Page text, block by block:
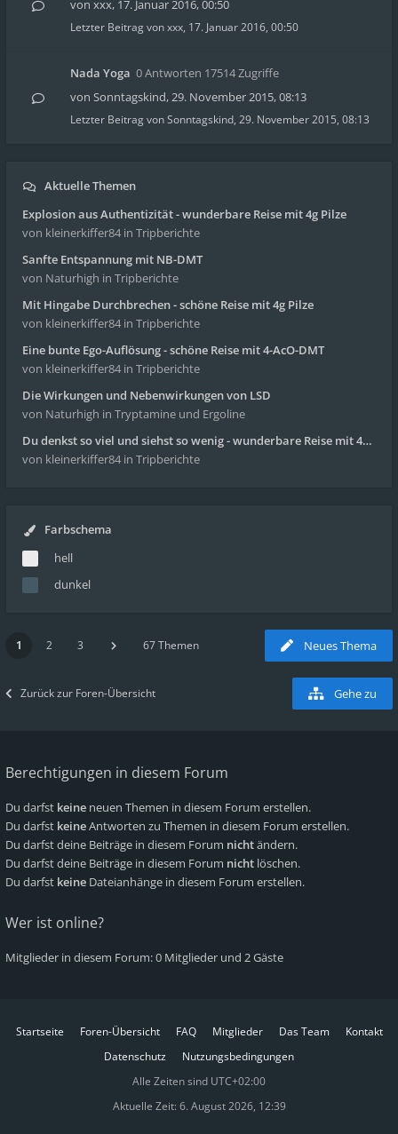
von xxx, 17. Januar 2016, 00:50
Letzter Beitrag vonxxx, 17. Januar 2016, 00:50
Nada Yoga 0 Antworten 17514 Zugriffe
von Sonntagskind,29. November 2015, 08:13
Letzter Beitrag vonSonntagskind, 29. November 2015, 08:13
Aktuelle Themen
Explosion aus Authentizität - wunderbare Reise mit 4g Pilze
von kleinerkiffer84 in Tripberichte
Sanfte Entspannung mit NB-DMT
von Naturhigh in Tripberichte
Mit Hingabe Durchbrechen - schöne Reise mit 4g Pilze
von kleinerkiffer84 in Tripberichte
Eine bunte Ego-Auflösung - schöne Reise mit 4-AcO-DMT
von kleinerkiffer84 in Tripberichte
Die Wirkungen und Nebenwirkungen von LSD
von Naturhigh in Tryptamine und Ergoline
Du denkst so viel und siehst so wenig - wunderbare Reise mit 4g Pilze
von kleinerkiffer84 in Tripberichte
Farbschema
hell
dunkel
Neues Thema
1 2 3 67 Themen
Zurück zur Foren-Übersicht Gehe zu
Berechtigungen in diesem Forum
Du darfst keine neuen Themen in diesem Forum erstellen.
Du darfst keineAntworten zu Themen in diesem Forum erstellen.
Du darfst deine Beiträge in diesem Forum nichtändern.
Du darfst deine Beiträge in diesem Forum nicht löschen.
Du darfst keine Dateianhänge in diesem Forum erstellen.
Wer ist online?
Mitglieder in diesem Forum: 0 Mitglieder und 2 Gäste
Startseite Foren-Übersicht FAQ Mitglieder Das Team
Kontakt
Datenschutz
Nutzungsbedingungen
Alle Zeiten sind UTC+02:00
Aktuelle Zeit: 6. August 2026, 12:39